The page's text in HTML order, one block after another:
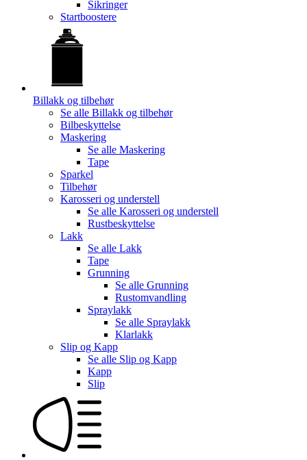
Sikringer
Startboostere
Billakk og tilbehør
Se alle Billakk og tilbehør
Bilbeskyttelse
Maskering
Se alle Maskering
Tape
Sparkel
Tilbehør
Karosseri og understell
Se alle Karosseri og understell
Rustbeskyttelse
Lakk
Se alle Lakk
Tape
Grunning
Se alle Grunning
Rustomvandling
Spraylakk
Se alle Spraylakk
Klarlakk
Slip og Kapp
Se alle Slip og Kapp
Kapp
Slip